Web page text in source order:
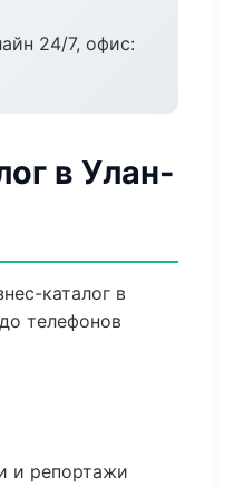
24/7, офис:
в Улан-
каталог в
телефонов
и репортажи